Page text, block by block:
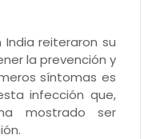
reiteraron su
la prevención y
síntomas es
infección que,
mostrado ser